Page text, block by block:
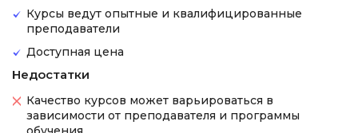
Курсы ведут опытные и квалифицированные
преподаватели
Доступная цена
Недостатки
Качество курсов может варьироваться в
зависимости от преподавателя и программы